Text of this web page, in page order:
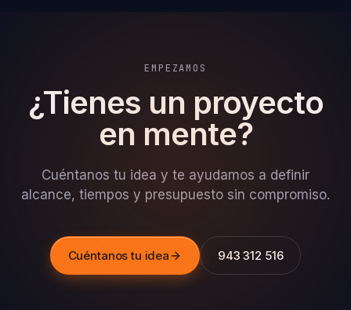
EMPEZAMOS
¿Tienes un proyecto
en mente?
Cuéntanos tu idea y te ayudamos a definir
alcance, tiempos y presupuesto sin compromiso.
Cuéntanos tu idea 943 312 516